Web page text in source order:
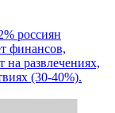
россиян
финансов,
на развлечениях,
(30-40%).